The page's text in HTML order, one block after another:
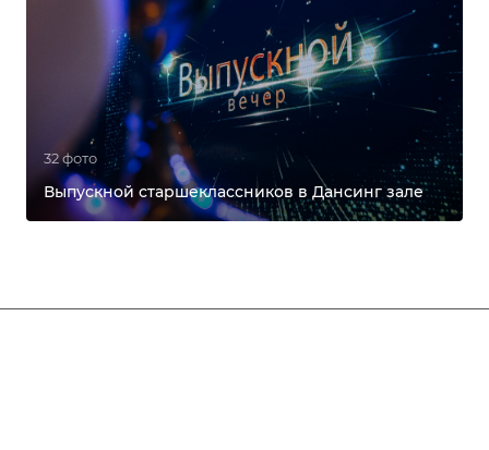
32 фото
Выпускной старшеклассников в Дансинг зале